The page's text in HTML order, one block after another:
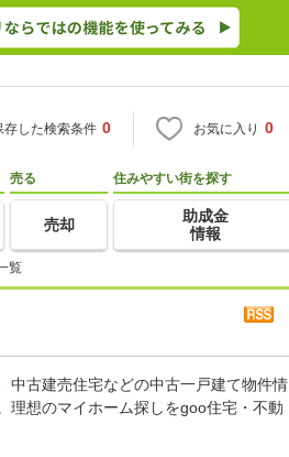
存した検索条件 0 お気に入り 0
売る
売却
住みやすい街を探す
助成金
情報
覧
中古建売住宅などの中古一戸建て物件情
理想のマイホーム探しをgoo住宅・不動